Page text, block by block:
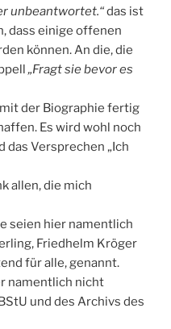
unbeantwortet.“das ist
dass einige offenen
können. An die, die
„Fragt sie bevor es
der Biographie fertig
Es wird wohl noch
das Versprechen „Ich
allen, die mich
seien hier namentlich
Friedhelm Kröger
für alle, genannt.
namentlich nicht
und des Archivs des